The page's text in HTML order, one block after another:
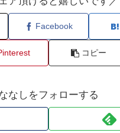
Facebook
コピー
なしをフォローする